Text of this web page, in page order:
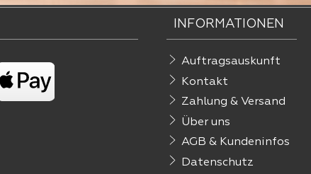
INFORMATIONEN
Auftragsauskunft
Kontakt
Zahlung & Versand
Über uns
AGB & Kundeninfos
Datenschutz